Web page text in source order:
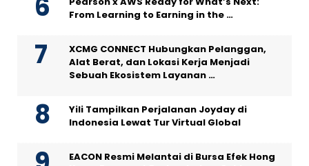
From Learning to Earning in the …
XCMG CONNECT Hubungkan Pelanggan,
Alat Berat, dan Lokasi Kerja Menjadi
Sebuah Ekosistem Layanan …
Yili Tampilkan Perjalanan Joyday di
Indonesia Lewat Tur Virtual Global
EACON Resmi Melantai di Bursa Efek Hong